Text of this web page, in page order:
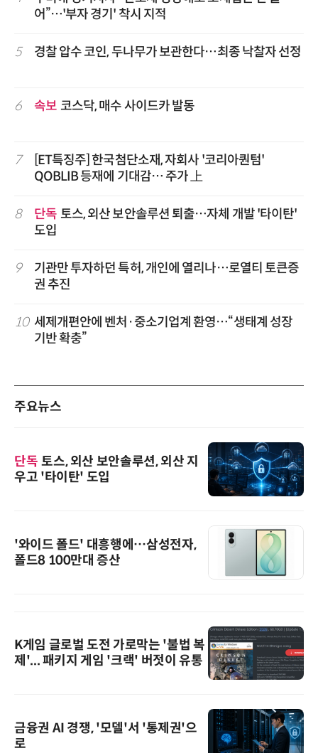
어”…'부자 경기' 착시 지적
5 경찰 압수 코인, 두나무가 보관한다…최종 낙찰자 선정
6 속보 코스닥, 매수 사이드카 발동
7
[ET특징주] 한국첨단소재, 자회사 '코리아퀀텀'
QOBLIB 등재에 기대감… 주가 上
8 단독 토스, 외산 보안솔루션 퇴출…자체 개발 '타이탄'
도입
9
기관만 투자하던 특허, 개인에 열리나…로열티 토큰증
권 추진
10 세제개편안에 벤처·중소기업계 환영…“생태계 성장
기반 확충”
주요뉴스
단독 토스, 외산 보안솔루션, 외산 지
우고 '타이탄' 도입
'와이드 폴드' 대흥행에…삼성전자,
폴드8 100만대 증산
K게임 글로벌 도전 가로막는 '불법 복
제'... 패키지 게임 '크랙' 버젓이 유통
금융권 AI 경쟁, '모델'서 '통제권'으
로